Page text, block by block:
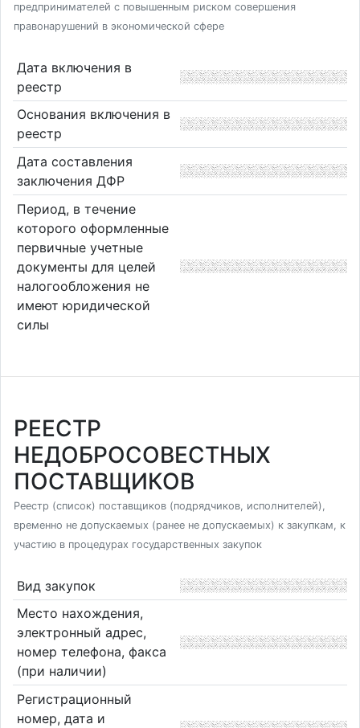
предпринимателей с повышенным риском совершения
правонарушений в экономической сфере
Дата включения в
реестр
Основания включения в
реестр
Дата составления
заключения ДФР
Период, в течение
которого оформленные
первичные учетные
документы для целей
налогообложения не
имеют юридической
силы
РЕЕСТР
НЕДОБРОСОВЕСТНЫХ
ПОСТАВЩИКОВ
Реестр (список) поставщиков (подрядчиков, исполнителей),
временно не допускаемых (ранее не допускаемых) к закупкам, к
участию в процедурах государственных закупок
Вид закупок
Место нахождения,
электронный адрес,
номер телефона, факса
(при наличии)
Регистрационный
номер, дата и